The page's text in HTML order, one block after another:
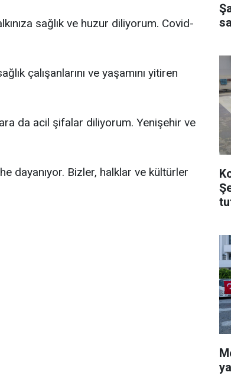
sağlık ve huzur diliyorum. Covid-
çalışanlarını ve yaşamını yitiren
da acil şifalar diliyorum. Yenişehir ve
dayanıyor. Bizler, halklar ve kültürler